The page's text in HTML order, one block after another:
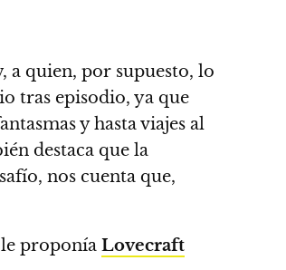
a quien, por supuesto, lo
tras episodio, ya que
y hasta viajes al
destaca que la
nos cuenta que,
proponía Lovecraft